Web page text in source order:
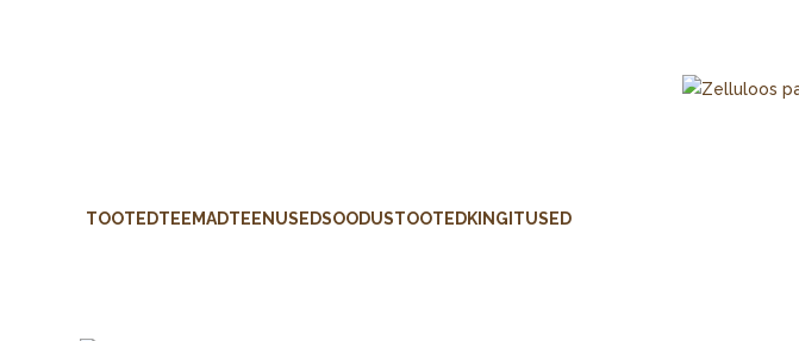
TOOTEDTEEMADTEENUSEDSOODUSTOOTEDKINGITUSED